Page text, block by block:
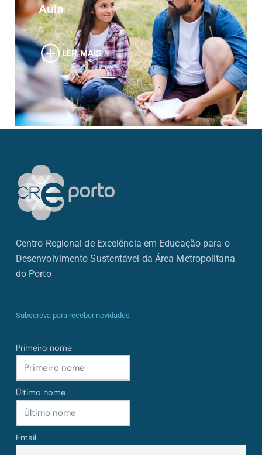
Aula
LER MAIS
Centro Regional de Excelência em Educação para o
Desenvolvimento Sustentável da Área Metropolitana
do Porto
Subscreva para receber novidades
Primeiro nome
Último nome
Email